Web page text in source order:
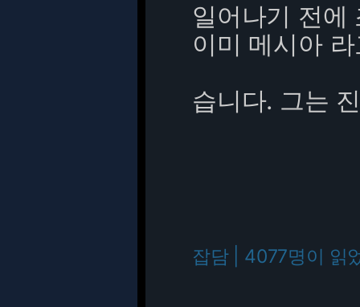
일어나기 전에
이미 메시아
습니다. 그는
잡담 | 4077명이 읽